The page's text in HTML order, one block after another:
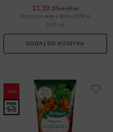
11,39 zł14,99 zł
Najniższa cena z 30 dni: 10,94 zł
200 ml
DODAJ DO KOSZYKA
-24%